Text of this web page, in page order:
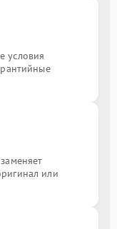
условия
или